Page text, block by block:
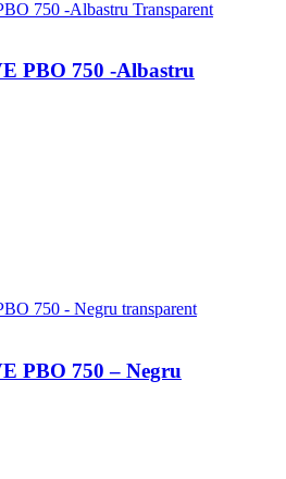
PBO 750 -Albastru
PBO 750 – Negru